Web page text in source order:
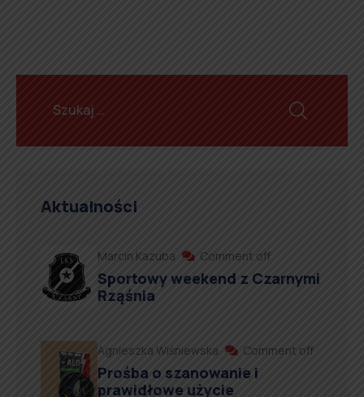
Aktualności
Marcin Kazuba Comment off
Sportowy weekend z Czarnymi
Rząśnia
Agnieszka Wiśniewska Comment off
Prośba o szanowanie i
prawidłowe użycie